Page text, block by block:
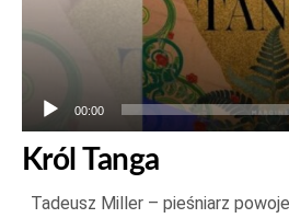
00:00
Król Tanga
Tadeusz Miller – pieśniarz